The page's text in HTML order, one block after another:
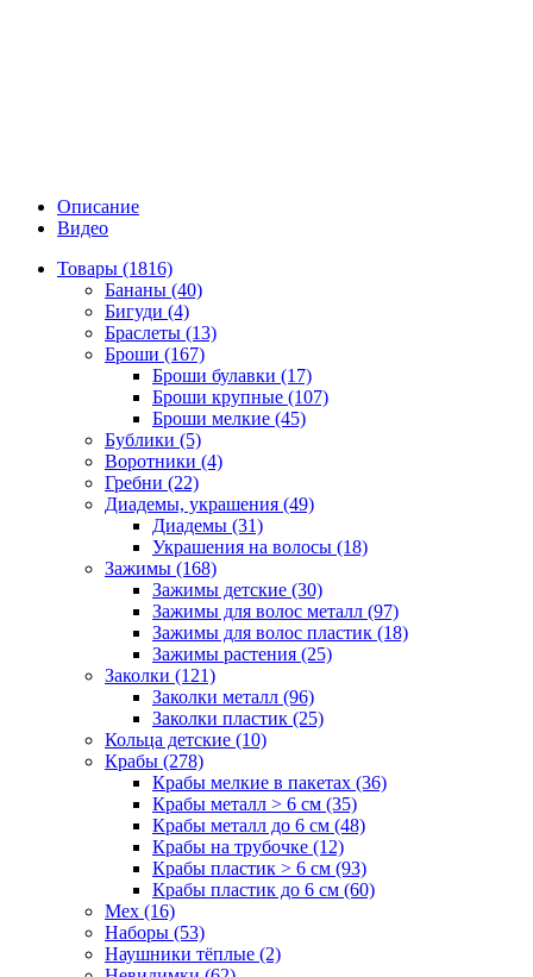
Описание
Видео
Товары (1816)
Бананы (40)
Бигуди (4)
Браслеты (13)
Броши (167)
Броши булавки (17)
Броши крупные (107)
Броши мелкие (45)
Бублики (5)
Воротники (4)
Гребни (22)
Диадемы, украшения (49)
Диадемы (31)
Украшения на волосы (18)
Зажимы (168)
Зажимы детские (30)
Зажимы для волос металл (97)
Зажимы для волос пластик (18)
Зажимы растения (25)
Заколки (121)
Заколки металл (96)
Заколки пластик (25)
Кольца детские (10)
Крабы (278)
Крабы мелкие в пакетах (36)
Крабы металл > 6 см (35)
Крабы металл до 6 см (48)
Крабы на трубочке (12)
Крабы пластик > 6 см (93)
Крабы пластик до 6 см (60)
Мех (16)
Наборы (53)
Наушники тёплые (2)